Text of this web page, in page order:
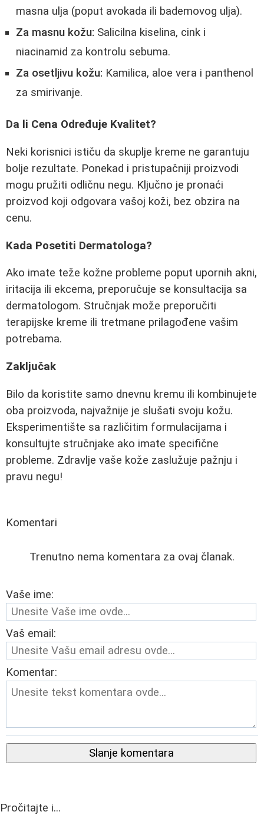
masna ulja (poput avokada ili bademovog ulja).
Za masnu kožu: Salicilna kiselina, cink i
niacinamid za kontrolu sebuma.
Za osetljivu kožu: Kamilica, aloe vera i panthenol
za smirivanje.
Da li Cena Određuje Kvalitet?
Neki korisnici ističu da skuplje kreme ne garantuju
bolje rezultate. Ponekad i pristupačniji proizvodi
mogu pružiti odličnu negu. Ključno je pronaći
proizvod koji odgovara vašoj koži, bez obzira na
cenu.
Kada Posetiti Dermatologa?
Ako imate teže kožne probleme poput upornih akni,
iritacija ili ekcema, preporučuje se konsultacija sa
dermatologom. Stručnjak može preporučiti
terapijske kreme ili tretmane prilagođene vašim
potrebama.
Zaključak
Bilo da koristite samo dnevnu kremu ili kombinujete
oba proizvoda, najvažnije je slušati svoju kožu.
Eksperimentište sa različitim formulacijama i
konsultujte stručnjake ako imate specifične
probleme. Zdravlje vaše kože zaslužuje pažnju i
pravu negu!
Komentari
Trenutno nema komentara za ovaj članak.
Vaše ime:
Vaš email:
Komentar:
Slanje komentara
Pročitajte i...